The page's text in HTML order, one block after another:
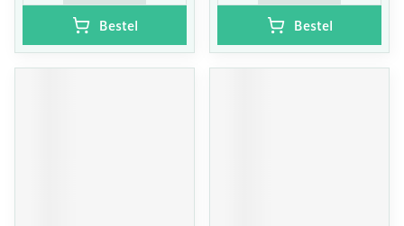
Bestel Bestel